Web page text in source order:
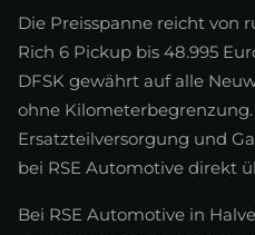
Die Preisspanne reicht von
Rich 6 Pickup bis 48.995
DFSK gewährt auf alle
ohne
Ersatzteilversorgung und
bei RSE Automotive direkt
Bei RSE Automotive in